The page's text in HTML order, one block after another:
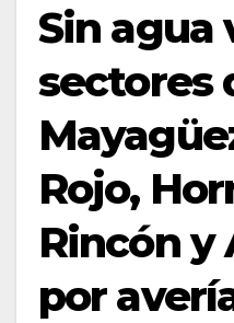
Sin agua
sectores
Rojo,
Rincón y
por